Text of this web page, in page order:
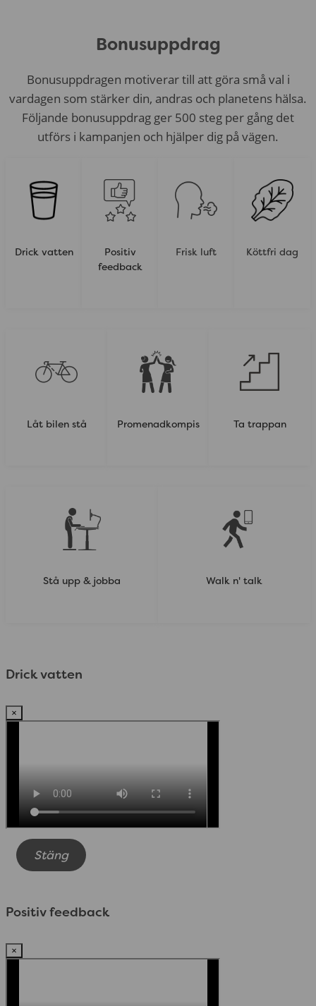
Bonusuppdrag
Bonusuppdragen motiverar till att göra små val i
vardagen som stärker din, andras och planetens hälsa.
Följande bonusuppdrag ger 500 steg per gång det
utförs i kampanjen och hjälper dig på vägen.
Drick vatten
Positiv
feedback
Frisk luft Köttfri dag
Låt bilen stå Promenadkompis Ta trappan
Stå upp & jobba Walk n' talk
Drick vatten
×
Stäng
Positiv feedback
×